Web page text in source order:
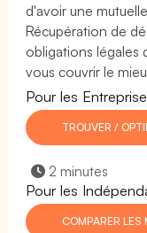
d'avoir une
Récupération de
obligations
vous couvrir le
Pour les
TROUVER /
2 minutes
Pour les
COMPARER LES